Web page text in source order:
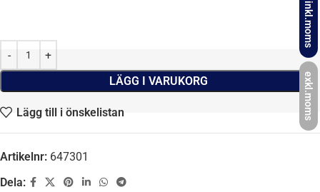
inkl.moms
exkl.moms
LÄGG I VARUKORG
Lägg till i önskelistan
Artikelnr: 647301
Dela: